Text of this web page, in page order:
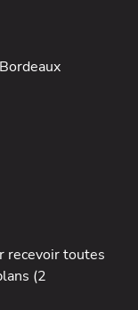
recevoir toutes
(2